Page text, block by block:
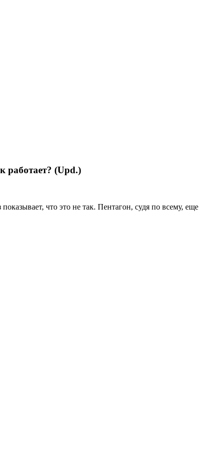
работает? (Upd.)
что это не так. Пентагон, судя по всему, еще